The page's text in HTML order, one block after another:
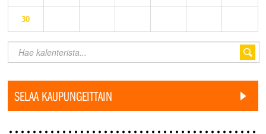
30
SELAA KAUPUNGEITTAIN